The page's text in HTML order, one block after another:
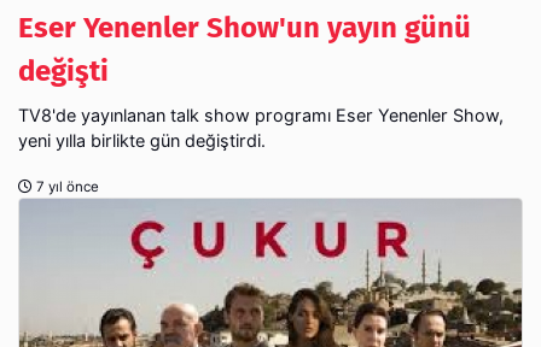
Eser Yenenler Show'un yayın günü
değişti
TV8'de yayınlanan talk show programı Eser Yenenler Show,
yeni yılla birlikte gün değiştirdi.
7 yıl önce